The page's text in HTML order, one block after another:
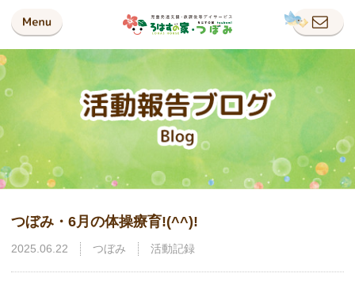
つぼみ・6月の体操療育!(^^)!
2025.06.22 つぼみ 活動記録